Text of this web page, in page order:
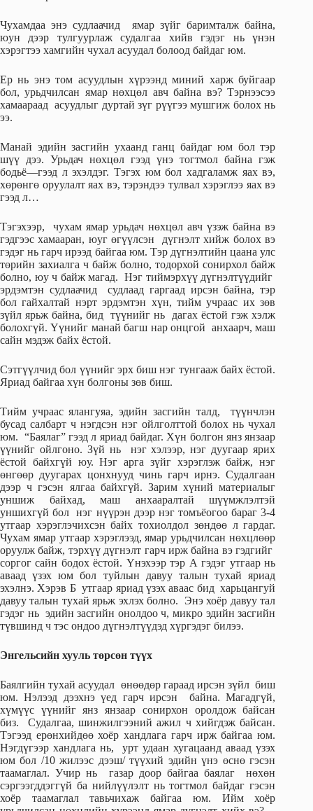
Чухамдаа энэ судлаачид ямар зүйг баримталж байна,
юун дээр тулгуурлаж судалгаа хийв гэдэг нь үнэн
хэрэгтээ хамгийн чухал асуудал болоод байдаг юм.
Ер нь энэ том асуудлын хүрээнд миний харж буйгаар
бол, урьдчилсан ямар нөхцөл авч байна вэ? Тэрнээсээ
хамаараад асуудлыг дуртай зүг рүүгээ мушгиж болох нь
ээ.
Манай эдийн засгийн ухаанд ганц байдаг юм бол тэр
шүү дээ. Урьдач нөхцөл гээд үнэ тогтмол байна гэж
бодьё—гээд л эхэлдэг. Тэгэх юм бол хадгаламж яах вэ,
хөрөнгө оруулалт яах вэ, тэрэндээ тулвал хэрэглээ яах вэ
гээд л…
Тэгэхээр, чухам ямар урьдач нөхцөл авч үзэж байна вэ
гэдгээс хамааран, юуг өгүүлсэн дүгнэлт хийж болох вэ
гэдэг нь гарч ирээд байгаа юм. Тэр дүгнэлтийн цаана улс
төрийн захиалга ч байж болно, тодорхой сонирхол байж
болно, юу ч байж магад. Нэг тиймэрхүү дүгнэлтүүдийг
эрдэмтэн судлаачид судлаад гаргаад ирсэн байна, тэр
бол гайхалтай нэрт эрдэмтэн хүн, тийм учраас их зөв
зүйл ярьж байна, бид түүнийг нь дагах ёстой гэж хэлж
болохгүй. Үүнийг манай багш нар онцгой анхаарч, маш
сайн мэдэж байх ёстой.
Сэтгүүлчид бол үүнийг эрх биш нэг тунгааж байх ёстой.
Яриад байгаа хүн болгоны зөв биш.
Тийм учраас ялангуяа, эдийн засгийн талд, түүнчлэн
бусад салбарт ч нэгдсэн нэг ойлголттой болох нь чухал
юм. “Баялаг” гээд л яриад байдаг. Хүн болгон янз янзаар
үүнийг ойлгоно. Зүй нь нэг хэлээр, нэг дуугаар ярих
ёстой байхгүй юу. Нэг арга зүйг хэрэглэж байж, нэг
өнгөөр дуугарах цонхнууд чинь гарч ирнэ. Судалгаан
дээр ч гэсэн ялгаа байхгүй. Зарим хүний материалыг
уншиж байхад, маш анхааралтай шүүмжлэлтэй
уншихгүй бол нэг нүүрэн дээр нэг томъёогоо бараг 3-4
утгаар хэрэглэчихсэн байх тохиолдол зөндөө л гардаг.
Чухам ямар утгаар хэрэглээд, ямар урьдчилсан нөхцлөөр
оруулж байж, тэрхүү дүгнэлт гарч ирж байна вэ гэдгийг
соргог сайн бодох ёстой. Үнэхээр тэр А гэдэг утгаар нь
аваад үзэх юм бол туйлын давуу талын тухай яриад
эхэлнэ. Хэрэв Б утгаар яриад үзэх аваас бид харьцангуй
давуу талын тухай ярьж эхлэх болно. Энэ хоёр давуу тал
гэдэг нь эдийн засгийн онолдоо ч, микро эдийн засгийн
түвшинд ч тэс ондоо дүгнэлтүүдэд хүргэдэг билээ.
Энгельсийн хууль төрсөн түүх
Баялгийн тухай асуудал өнөөдөр гараад ирсэн зүйл биш
юм. Нэлээд дээхнэ үед гарч ирсэн байна. Магадгүй,
хүмүүс үүнийг янз янзаар сонирхон оролдож байсан
биз. Судалгаа, шинжилгээний ажил ч хийгдэж байсан.
Тэгээд ерөнхийдөө хоёр хандлага гарч ирж байгаа юм.
Нэгдүгээр хандлага нь, урт удаан хугацаанд аваад үзэх
юм бол /10 жилээс дээш/ түүхий эдийн үнэ өснө гэсэн
таамаглал. Учир нь газар доор байгаа баялаг нөхөн
сэргээгддэггүй ба нийлүүлэлт нь тогтмол байдаг гэсэн
хоёр таамаглал тавьчихаж байгаа юм. Ийм хоёр